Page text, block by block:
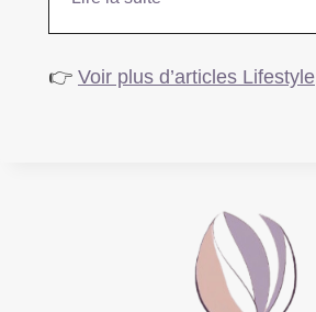
👉 Voir plus d’articles Lifestyle